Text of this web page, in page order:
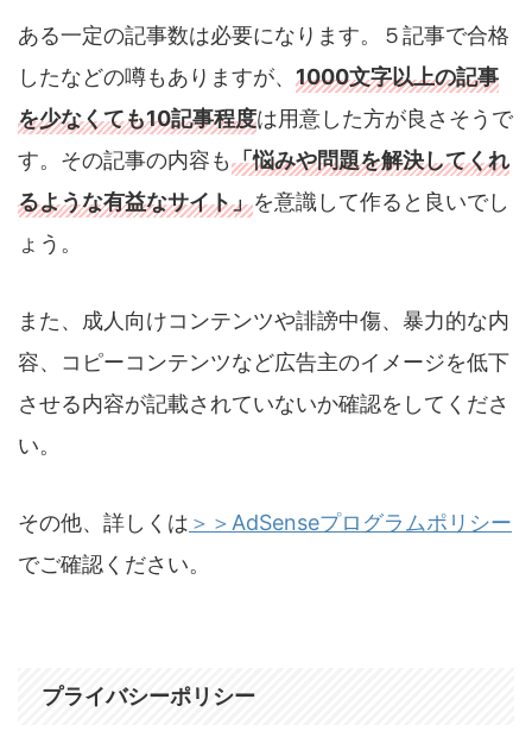
ある一定の記事数は必要になります。５記事で合格
したなどの噂もありますが、 1000文字以上の記事
を少なくても10記事程度は用意した方が良さそうで
す。その記事の内容も「悩みや問題を解決してくれ
るような有益なサイト」を意識して作ると良いでし
ょう。
また、成人向けコンテンツや誹謗中傷、暴力的な内
容、コピーコンテンツなど広告主のイメージを低下
させる内容が記載されていないか確認をしてくださ
い。
その他、詳しくは ＞＞AdSenseプログラムポリシー
でご確認ください。
プライバシーポリシー